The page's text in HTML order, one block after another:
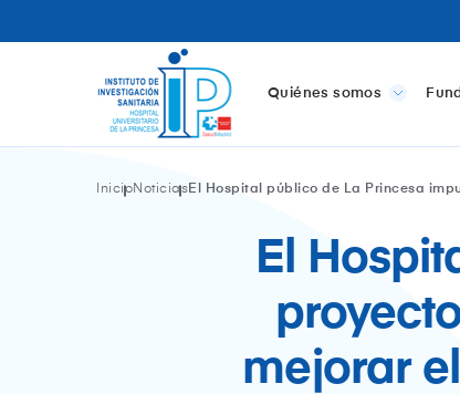
Quiénes somos
InicioNoticiasEl Hospital público de La Princesa
El
mejorar